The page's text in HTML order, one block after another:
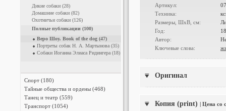
Дикие собаки (28)
Домашние собаки (82)
Охотничьи собаки (126)
Полные публикации (100)
Веро Шоу. Book of the dog (47)
Портреты собак Н. А. Мартынова (35)
Собаки Иоганна Элиаса Ридингера (18)
Спорт (180)
Тайные общества и ордены (468)
Танец и театр (559)
Транспорт (1054)
Артикул:
Техника:
Размеры, ШxВ, см:
Год:
Автор:
Ключевые слова:
Оригинал
Копия (print) | Цена со